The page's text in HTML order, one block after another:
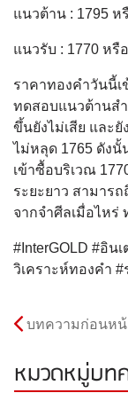
แนวต้าน : 1795 ห
แนวรับ : 1770 หรื
ราคาทองคำวันนี้เ
ทดสอบแนวต้านส
ขึ้นยังไม่เสีย และ
ไม่หลุด 1765 ดัง
เข้าซื้อบริเวณ
ระยะยาว สามาร
จากจำศีลเมื่อไหร่
#InterGOLD #อิน
วิเคราะห์ทองคำ
บทความก่อนหน้
หมวดหมู่บท